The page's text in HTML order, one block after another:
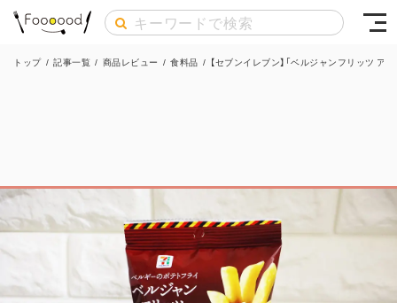
トップ / 記事一覧 / 商品レビュー / 食料品 / 【セブンイレブン】「ベルジャンフリッツ